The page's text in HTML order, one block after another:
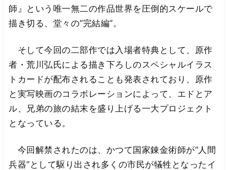
師』という唯一無二の作品世界を圧倒的スケールで
描き切る、堂々の“完結編”。
そして今回の二部作では入場者特典として、原作
者・荒川弘氏による描き下ろしのスペシャルイラス
トカードが配布されることも発表されており、原作
と実写映画のコラボレーションによって、エドとア
ル、兄弟の旅の結末を盛り上げる一大プロジェクト
となっている。
今回解禁されたのは、かつて国家錬金術師が“人間
兵器”として駆り出され多くの市民が犠牲となったイ